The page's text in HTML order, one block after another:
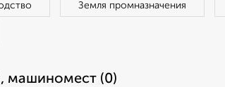
Земля промназначения
машиномест (0)